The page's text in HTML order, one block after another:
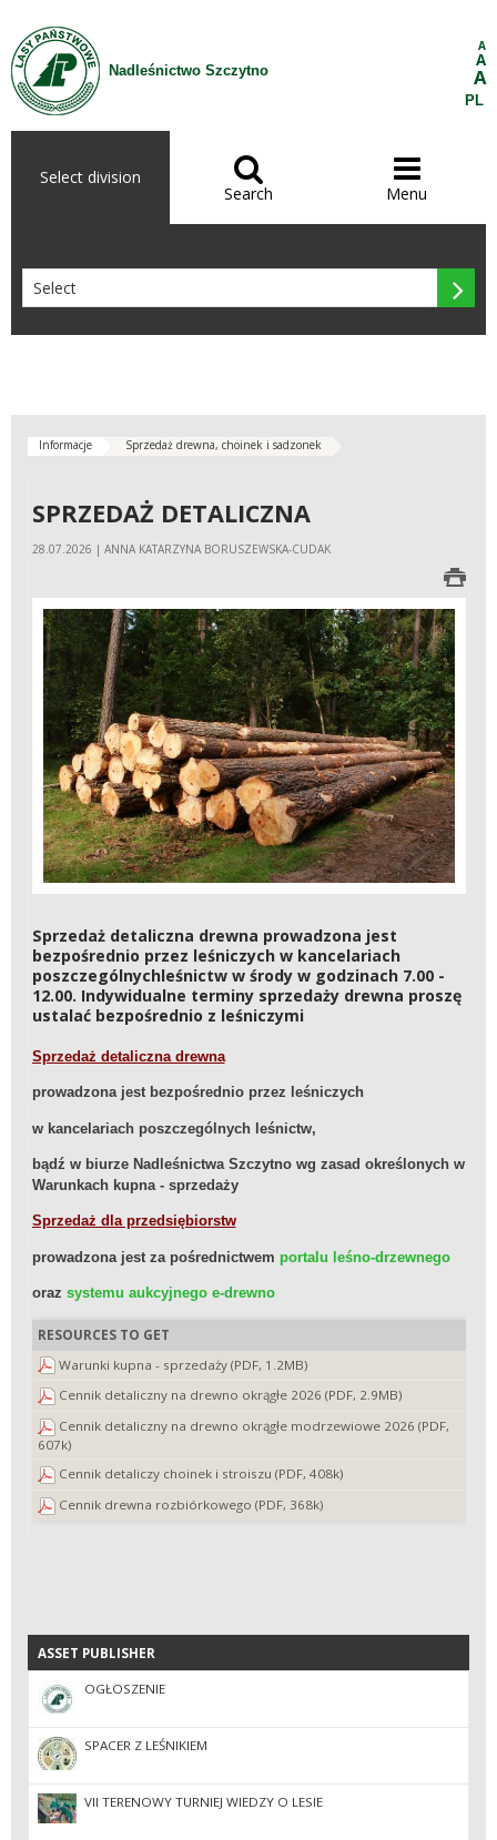
Skip to Content
Nadleśnictwo Szczytno
A
A
A
PL
Select division 
Search

Menu

Informacje Sprzedaż drewna, choinek i sadzonek
SPRZEDAŻ DETALICZNA
28.07.2026 | ANNA KATARZYNA BORUSZEWSKA-CUDAK
Sprzedaż detaliczna drewna prowadzona jest
bezpośrednio przez leśniczych w kancelariach
poszczególnychleśnictw w środy w godzinach 7.00 -
12.00. Indywidualne terminy sprzedaży drewna proszę
ustalać bezpośrednio z leśniczymi
Sprzedaż detaliczna drewna
prowadzona jest bezpośrednio przez leśniczych
w kancelariach poszczególnych leśnictw,
bądź w biurze Nadleśnictwa Szczytno wg zasad określonych w
Warunkach kupna - sprzedaży
Sprzedaż dla przedsiębiorstw
prowadzona jest za pośrednictwem portalu leśno-drzewnego
oraz systemu aukcyjnego e-drewno
RESOURCES TO GET
Warunki kupna - sprzedaży (PDF, 1.2MB)
Cennik detaliczny na drewno okrągłe 2026 (PDF, 2.9MB)
Cennik detaliczny na drewno okrągłe modrzewiowe 2026 (PDF,
607k)
Cennik detaliczy choinek i stroiszu (PDF, 408k)
Cennik drewna rozbiórkowego (PDF, 368k)
ASSET PUBLISHER
ASSET PUBLISHER
OGŁOSZENIE
SPACER Z LEŚNIKIEM
VII TERENOWY TURNIEJ WIEDZY O LESIE